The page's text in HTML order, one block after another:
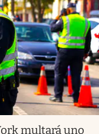
multará uno